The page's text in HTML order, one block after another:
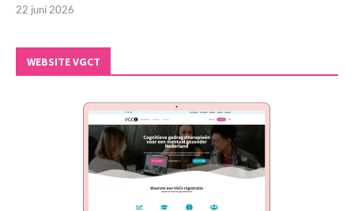
22 juni 2026
WEBSITE VGCT